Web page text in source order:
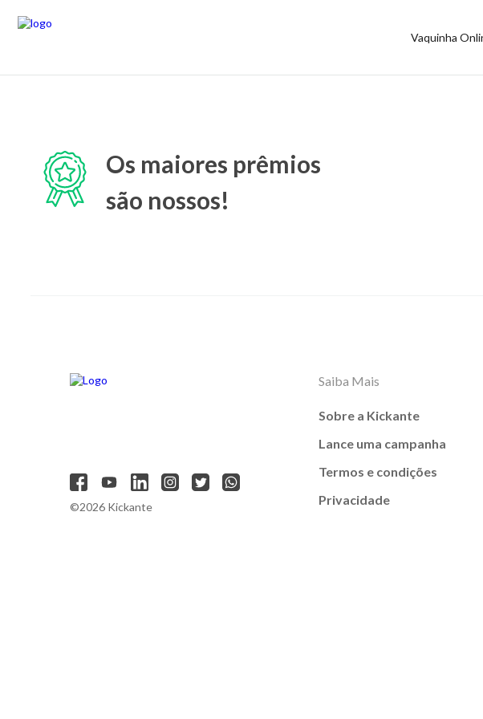
Vaquinha
Os maiores prêmios
são nossos!
©2026 Kickante
Saiba Mais
Sobre a Kickante
Lance uma campanha
Termos e condições
Privacidade